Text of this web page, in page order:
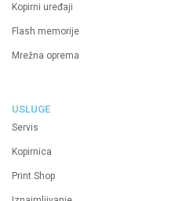
Kopirni uređaji
Flash memorije
Mrežna oprema
USLUGE
Servis
Kopirnica
Print Shop